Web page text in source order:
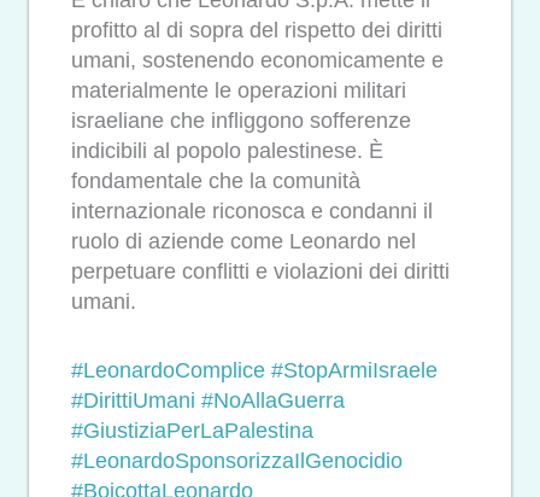
profitto al di sopra del rispetto dei diritti
umani, sostenendo economicamente e
materialmente le operazioni militari
israeliane che infliggono sofferenze
indicibili al popolo palestinese. È
fondamentale che la comunità
internazionale riconosca e condanni il
ruolo di aziende come Leonardo nel
perpetuare conflitti e violazioni dei diritti
umani.
#LeonardoComplice #StopArmiIsraele
#DirittiUmani #NoAllaGuerra
#GiustiziaPerLaPalestina
#LeonardoSponsorizzaIlGenocidio
#BoicottaLeonardo